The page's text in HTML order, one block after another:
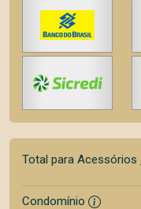
Total para Acessórios
Condomínio